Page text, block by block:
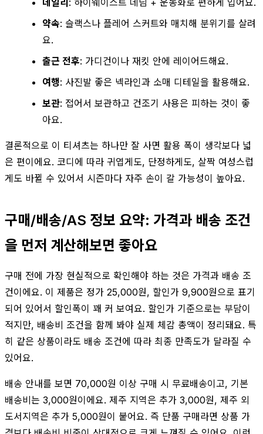
약속: 슬랙스나 플레어 스커트와 매치해 분위기를 살려
요.
출근 전후: 가디건이나 재킷 안에 레이어드해요.
여행: 사진발 좋은 넥라인과 소매 디테일을 활용해요.
보관: 접어서 보관하고 건조기 사용은 피하는 것이 좋
아요.
결론적으로 이 티셔츠는 하나만 잘 사면 활용 폭이 생각보다 넓
은 편이에요. 코디에 따라 귀엽게도, 단정하게도, 살짝 여성스럽
게도 바뀔 수 있어서 시즌마다 자주 손이 갈 가능성이 높아요.
구매/배송/AS 정보 요약: 가격과 배송 조건
을 먼저 계산해보면 좋아요
구매 전에 가장 현실적으로 확인해야 하는 것은 가격과 배송 조
건이에요. 이 제품은 정가 25,000원, 할인가 9,900원으로 표기
되어 있어서 할인폭이 꽤 커 보여요. 할인가 기준으로는 부담이
적지만, 배송비 조건을 함께 봐야 실제 체감 총액이 정리돼요. 특
히 같은 상품이라도 배송 조건에 따라 최종 만족도가 달라질 수
있어요.
배송 안내를 보면 70,000원 이상 구매 시 무료배송이고, 기본
배송비는 3,000원이에요. 제주 지역은 추가 3,000원, 제주 외
도서지역은 추가 5,000원이 붙어요. 즉 단품 구매라면 상품 가